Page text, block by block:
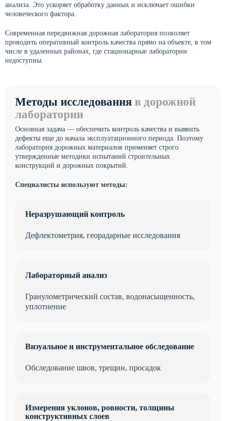
анализа. Это ускоряет обработку данных и исключает ошибки
человеческого фактора.
Современная передвижная дорожная лаборатория позволяет
проводить оперативный контроль качества прямо на объекте, в том
числе в удаленных районах, где стационарные лаборатории
недоступны.
Методы исследования в дорожной
лаборатории
Основная задача — обеспечить контроль качества и выявить
дефекты еще до начала эксплуатационного периода. Поэтому
лаборатория дорожных материалов применяет строго
утвержденные методики испытаний строительных
конструкций и дорожных покрытий.
Специалисты используют методы:
Неразрушающий контроль
Дефлектометрия, георадарные исследования
Лабораторный анализ
Гранулометрический состав, водонасыщенность,
уплотнение
Визуальное и инструментальное обследование
Обследование швов, трещин, просадок
Измерения уклонов, ровности, толщины
конструктивных слоев